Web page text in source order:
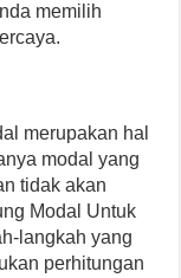
memilih
merupakan hal
modal yang
tidak akan
Modal Untuk
langkah yang
perhitungan